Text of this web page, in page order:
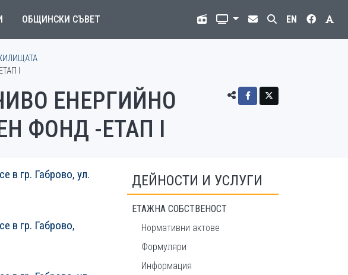
ОБЩИНСКИ СЪВЕТ EN
I
ЕНЕРГИЙНО
ФОНД -ЕТАП I
в гр. Габрово, ул.
в гр. Габрово,
ДЕЙНОСТИ И УСЛУГИ
ЕТАЖНА СОБСТВЕНОСТ
Нормативни актове
Формуляри
Информация